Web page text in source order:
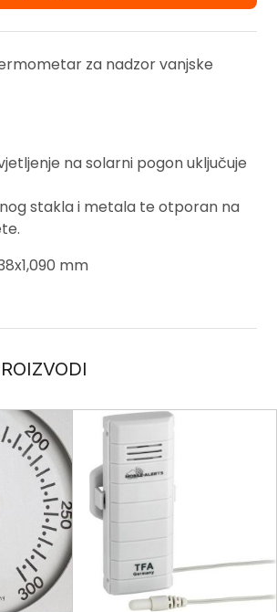
za nadzor vanjske
na solarni pogon uključuje
stakla i metala te otporan na
mm